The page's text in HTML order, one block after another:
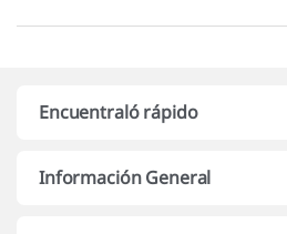
Encuentraló rápido
Información General